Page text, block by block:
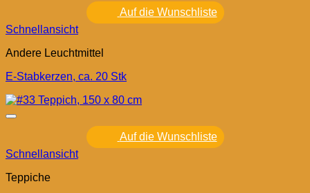
Auf die Wunschliste
Schnellansicht
Andere Leuchtmittel
E-Stabkerzen, ca. 20 Stk
Auf die Wunschliste
Schnellansicht
Teppiche